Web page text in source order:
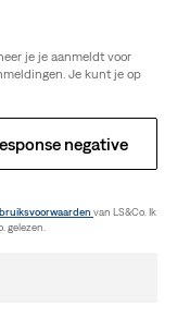
je je aanmeldt voor
Je kunt je op
negative
van LS&Co. Ik
gelezen.